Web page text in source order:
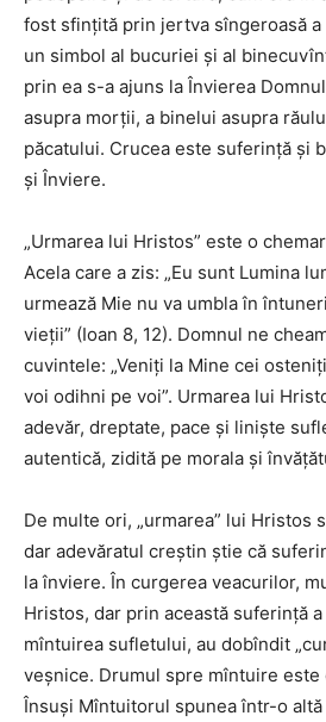
fost sfinţită prin jertva sîngeroasă
un simbol al bucuriei şi al
prin ea s-a ajuns la Învierea
asupra morţii, a binelui asupra
păcatului. Crucea este suferinţă şi
şi Înviere.
„Urmarea lui Hristos” este o
Acela care a zis: „Eu sunt Lumina
urmează Mie nu va umbla în
vieţii” (Ioan 8, 12). Domnul ne
cuvintele: „Veniţi la Mine cei
voi odihni pe voi”. Urmarea lui
adevăr, dreptate, pace şi linişte
autentică, zidită pe morala şi
De multe ori, „urmarea” lui Hristos
dar adevăratul creştin ştie că
la înviere. În curgerea veacurilor,
Hristos, dar prin această suferinţă
mîntuirea sufletului, au dobîndit
veşnice. Drumul spre mîntuire este
Însuşi Mîntuitorul spunea într-o